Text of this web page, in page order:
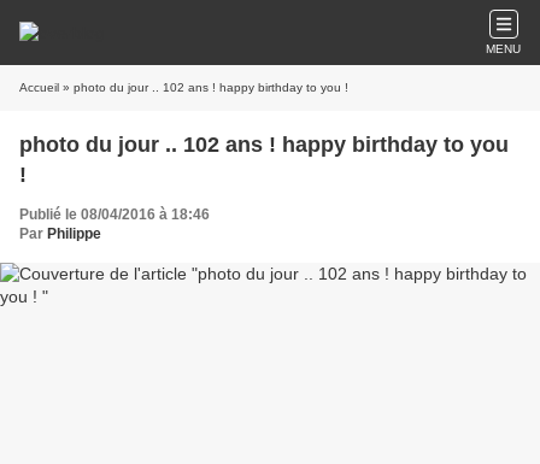
MENU
Accueil » photo du jour .. 102 ans ! happy birthday to you !
photo du jour .. 102 ans ! happy birthday to you
!
Publié le 08/04/2016 à 18:46
Par Philippe